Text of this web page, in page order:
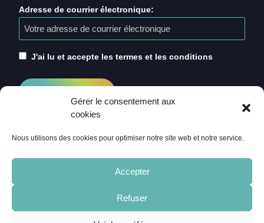
Gérer le consentement aux
cookies
Nous utilisons des cookies pour optimiser notre site web et notre service.
Accepter
Refuser
Adresse de courrier électronique:
J'ai lu et accepte les termes et les conditions
CRÉDITS
MENTIONS LÉGALES